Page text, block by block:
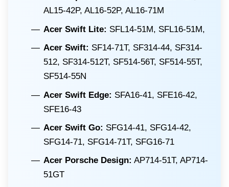
AL15-42P, AL16-52P, AL16-71M
Acer Swift Lite: SFL14-51M, SFL16-51M,
Acer Swift: SF14-71T, SF314-44, SF314-
512, SF314-512T, SF514-56T, SF514-55T,
SF514-55N
Acer Swift Edge: SFA16-41, SFE16-42,
SFE16-43
Acer Swift Go: SFG14-41, SFG14-42,
SFG14-71, SFG14-71T, SFG16-71
Acer Porsche Design: AP714-51T, AP714-
51GT